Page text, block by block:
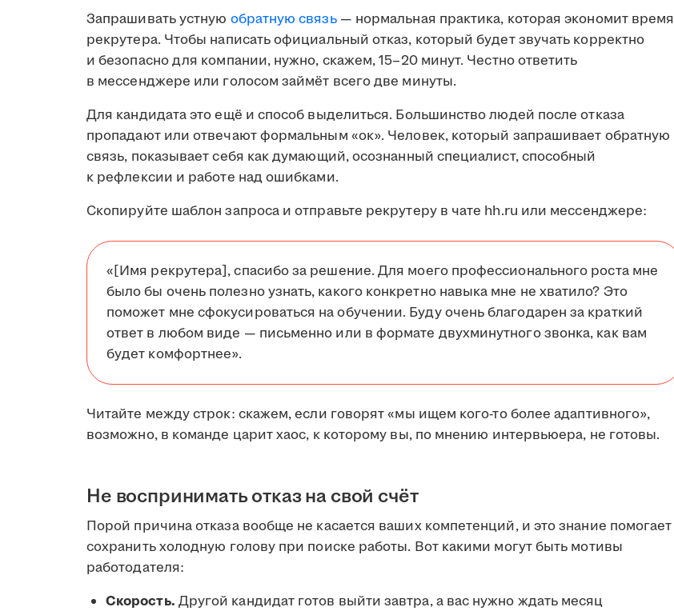
Запрашивать устную обратную связь— нормальная практика, которая экономит время
рекрутера. Чтобы написать официальный отказ, который будет звучать корректно
и безопасно для компании, нужно, скажем, 15–20 минут. Честно ответить
в мессенджере или голосом займёт всего две минуты.
Для кандидата это ещё и способ выделиться. Большинство людей после отказа
пропадают или отвечают формальным «ок». Человек, который запрашивает обратную
связь, показывает себя как думающий, осознанный специалист, способный
к рефлексии и работе над ошибками.
Скопируйте шаблон запроса и отправьте рекрутеру в чате hh.ru или мессенджере:
«[Имя рекрутера], спасибо за решение. Для моего профессионального роста мне
было бы очень полезно узнать, какого конкретно навыка мне не хватило? Это
поможет мне сфокусироваться на обучении. Буду очень благодарен за краткий
ответ в любом виде — письменно или в формате двухминутного звонка, как вам
будет комфортнее».
Читайте между строк: скажем, если говорят «мы ищем кого-то более адаптивного»,
возможно, в команде царит хаос, к которому вы, по мнению интервьюера, не готовы.
Не воспринимать отказ на свой счёт
Порой причина отказа вообще не касается ваших компетенций, и это знание помогает
сохранить холодную голову при поиске работы. Вот какими могут быть мотивы
работодателя:
Скорость. Другой кандидат готов выйти завтра, а вас нужно ждать месяц